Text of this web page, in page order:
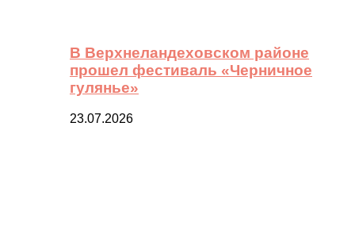
В Верхнеландеховском районе
прошел фестиваль «Черничное
гулянье»
23.07.2026